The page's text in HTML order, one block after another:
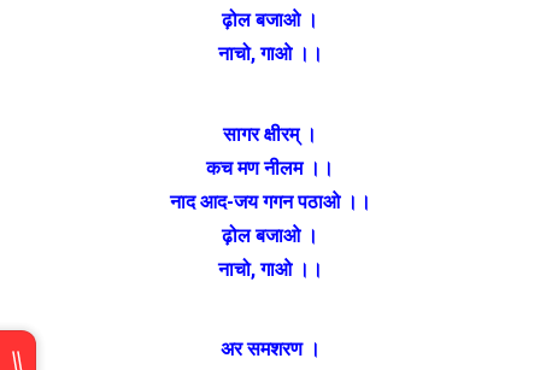
ढ़ोल बजाओ ।
नाचो, गाओ ।।
सागर क्षीरम् ।
कच मण नीलम ।।
नाद आद-जय गगन पठाओ ।।
ढ़ोल बजाओ ।
नाचो, गाओ ।।
अर समशरण ।